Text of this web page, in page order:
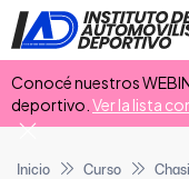
Conocé nuestros
deportivo. Ver la lista
Inicio Curso